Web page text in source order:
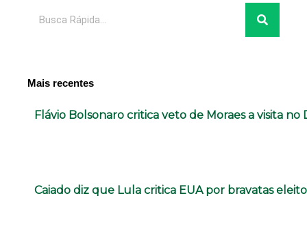
Mais recentes
Flávio Bolsonaro critica veto de Moraes a visita no
Caiado diz que Lula critica EUA por bravatas